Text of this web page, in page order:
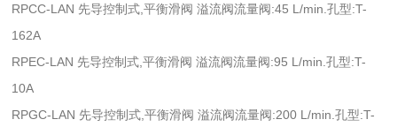
RPCC-LAN 先导控制式,平衡滑阀 溢流阀流量阀:45 L/min.孔型:T-
162A
RPEC-LAN 先导控制式,平衡滑阀 溢流阀流量阀:95 L/min.孔型:T-
10A
RPGC-LAN 先导控制式,平衡滑阀 溢流阀流量阀:200 L/min.孔型:T-